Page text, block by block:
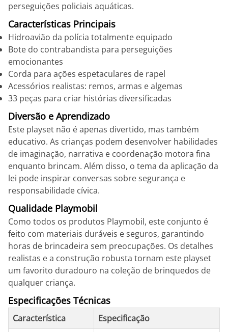
perseguições policiais aquáticas.
Características Principais
Hidroavião da polícia totalmente equipado
Bote do contrabandista para perseguições
emocionantes
Corda para ações espetaculares de rapel
Acessórios realistas: remos, armas e algemas
33 peças para criar histórias diversificadas
Diversão e Aprendizado
Este playset não é apenas divertido, mas também
educativo. As crianças podem desenvolver habilidades
de imaginação, narrativa e coordenação motora fina
enquanto brincam. Além disso, o tema da aplicação da
lei pode inspirar conversas sobre segurança e
responsabilidade cívica.
Qualidade Playmobil
Como todos os produtos Playmobil, este conjunto é
feito com materiais duráveis e seguros, garantindo
horas de brincadeira sem preocupações. Os detalhes
realistas e a construção robusta tornam este playset
um favorito duradouro na coleção de brinquedos de
qualquer criança.
Especificações Técnicas
Característica
Especificação